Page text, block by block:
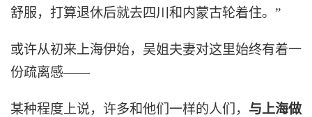
舒服，打算退休后就去四川和内蒙古轮着住。”
或许从初来上海伊始，吴姐夫妻对这里始终有着一
份疏离感——
某种程度上说，许多和他们一样的人们， 与上海做